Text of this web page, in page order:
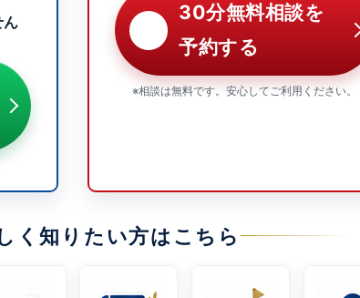
ん
30分無料相談を
予約する
※相談は無料です。安心してご利用ください。
く知りたい方はこちら